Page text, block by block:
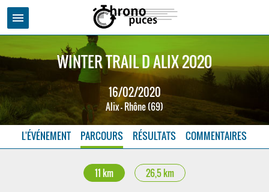
menu
WINTER TRAIL D ALIX 2020
16/02/2020
Alix - Rhône (69)
L'ÉVÉNEMENT PARCOURS RÉSULTATS COMMENTAIRES
11 km 26,5 km